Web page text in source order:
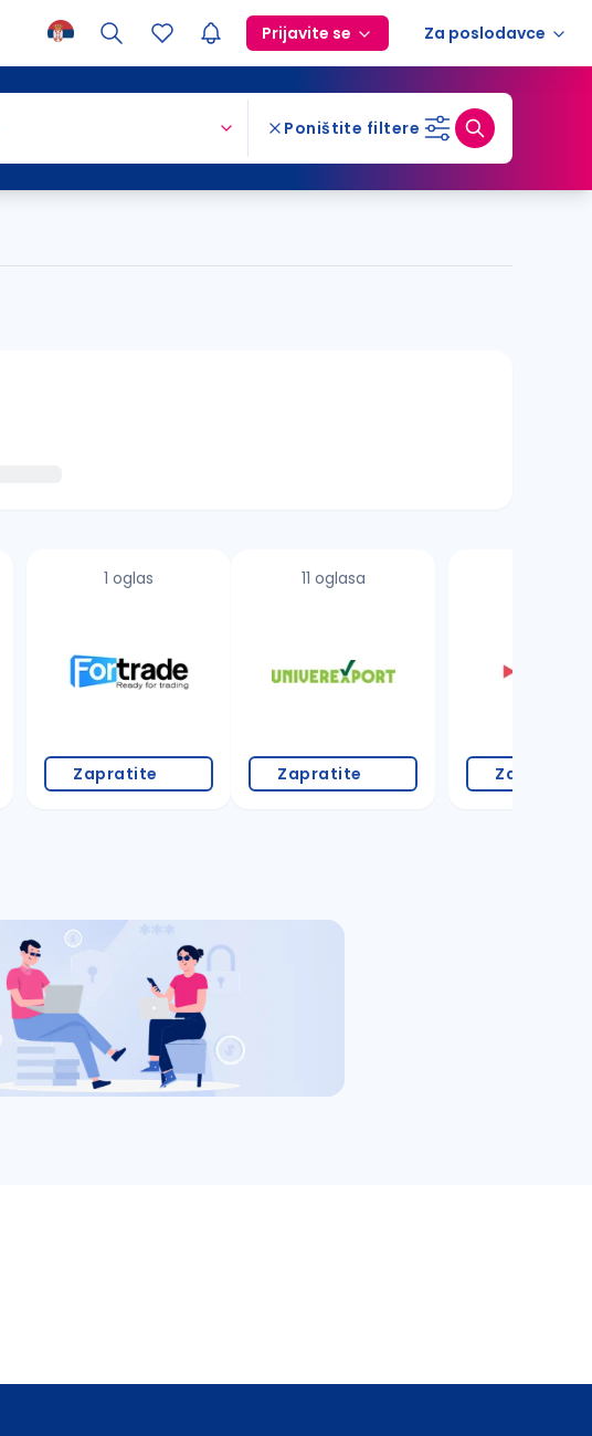
Prijavite se Za poslodavce
Poništite filtere
1 oglas
Zapratite
11 oglasa
Zapratite Zapratite